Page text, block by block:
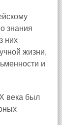
знания
них
жизни,
и
века был